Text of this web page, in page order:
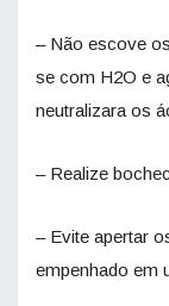
– Não escove
se com H2O e
neutralizara os
– Realize
– Evite apertar
empenhado em